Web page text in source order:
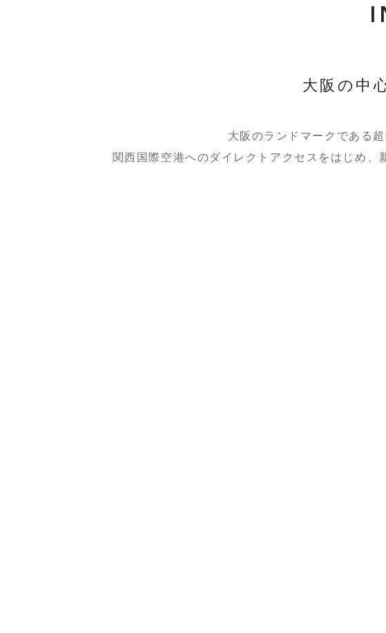
大阪の中
大阪のランドマークである
関西国際空港へのダイレクトアクセスをはじめ、